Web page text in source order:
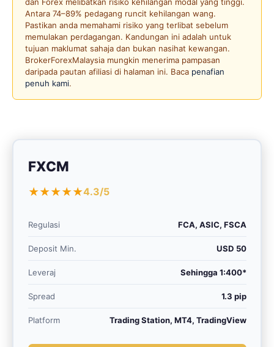
dan Forex melibatkan risiko kehilangan modal yang tinggi.
Antara 74–89% pedagang runcit kehilangan wang.
Pastikan anda memahami risiko yang terlibat sebelum
memulakan perdagangan. Kandungan ini adalah untuk
tujuan maklumat sahaja dan bukan nasihat kewangan.
BrokerForexMalaysia mungkin menerima pampasan
daripada pautan afiliasi di halaman ini. Baca penafian
penuh kami.
FXCM
★★★★★4.3/5
Regulasi FCA, ASIC, FSCA
Deposit Min. USD 50
Leveraj Sehingga 1:400*
Spread 1.3 pip
Platform Trading Station, MT4, TradingView